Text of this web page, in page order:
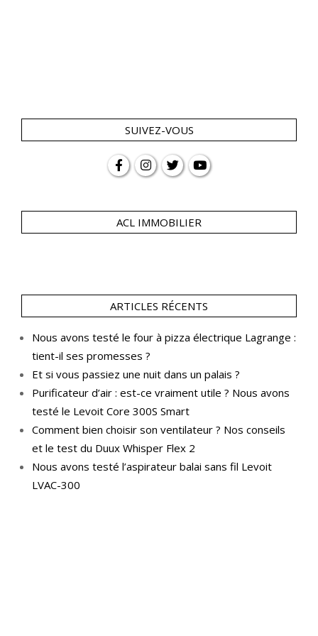
SUIVEZ-VOUS
ACL IMMOBILIER
ARTICLES RÉCENTS
Nous avons testé le four à pizza électrique Lagrange :
tient-il ses promesses ?
Et si vous passiez une nuit dans un palais ?
Purificateur d’air : est-ce vraiment utile ? Nous avons
testé le Levoit Core 300S Smart
Comment bien choisir son ventilateur ? Nos conseils
et le test du Duux Whisper Flex 2
Nous avons testé l’aspirateur balai sans fil Levoit
LVAC-300